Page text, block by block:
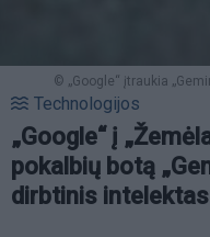
© „Google“ įtraukia
Technologijos
„Google“ į
pokalbių botą
dirbtinis intelektas